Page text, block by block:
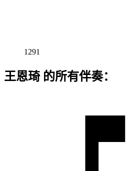
1291
王恩琦 的所有伴奏：